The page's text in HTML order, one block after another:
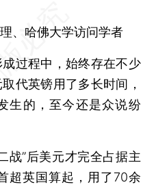
哈佛大学访问学者
过程中，始终存在不少
代英镑用了多长时间，
生的，至今还是众说纷
”后美元才完全占据主
超英国算起，用了70余